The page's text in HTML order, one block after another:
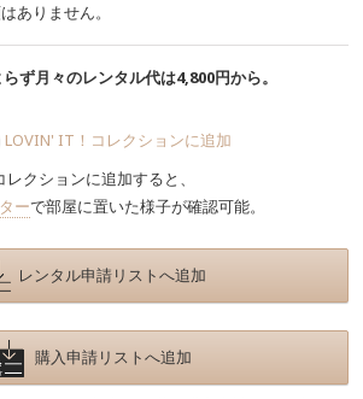
ありません。
ず月々のレンタル代は4,800円から。
LOVIN' IT！コレクションに追加
レクションに追加すると、
ーで部屋に置いた様子が確認可能。
レンタル申請リストへ追加
購入申請リストへ追加